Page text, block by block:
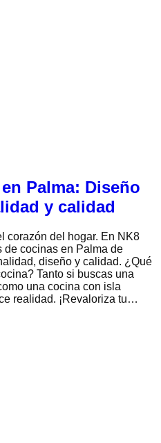
Palma: Diseño
y calidad
corazón del hogar. En NK8
de cocinas en Palma de
diseño y calidad. ¿Qué
Tanto si buscas una
una cocina con isla
realidad. ¡Revaloriza tu…